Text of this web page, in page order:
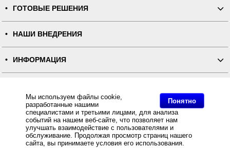
Понятно
Мы используем файлы cookie,
разработанные нашими
специалистами и третьими лицами, для анализа
событий на нашем веб-сайте, что позволяет нам
улучшать взаимодействие с пользователями и
обслуживание. Продолжая просмотр страниц нашего
сайта, вы принимаете условия его использования.
ГОТОВЫЕ РЕШЕНИЯ
НАШИ ВНЕДРЕНИЯ
ИНФОРМАЦИЯ
ПОЛНАЯ ВЕРСИЯ
Интернет-магазин "ПОСЛЭНД" - торгового оборудования, оборудования для автоматизации общепита и
торговли, расходных материалов
Все права защищены, ООО "ПОСЛЭНД" © 2008-2026.